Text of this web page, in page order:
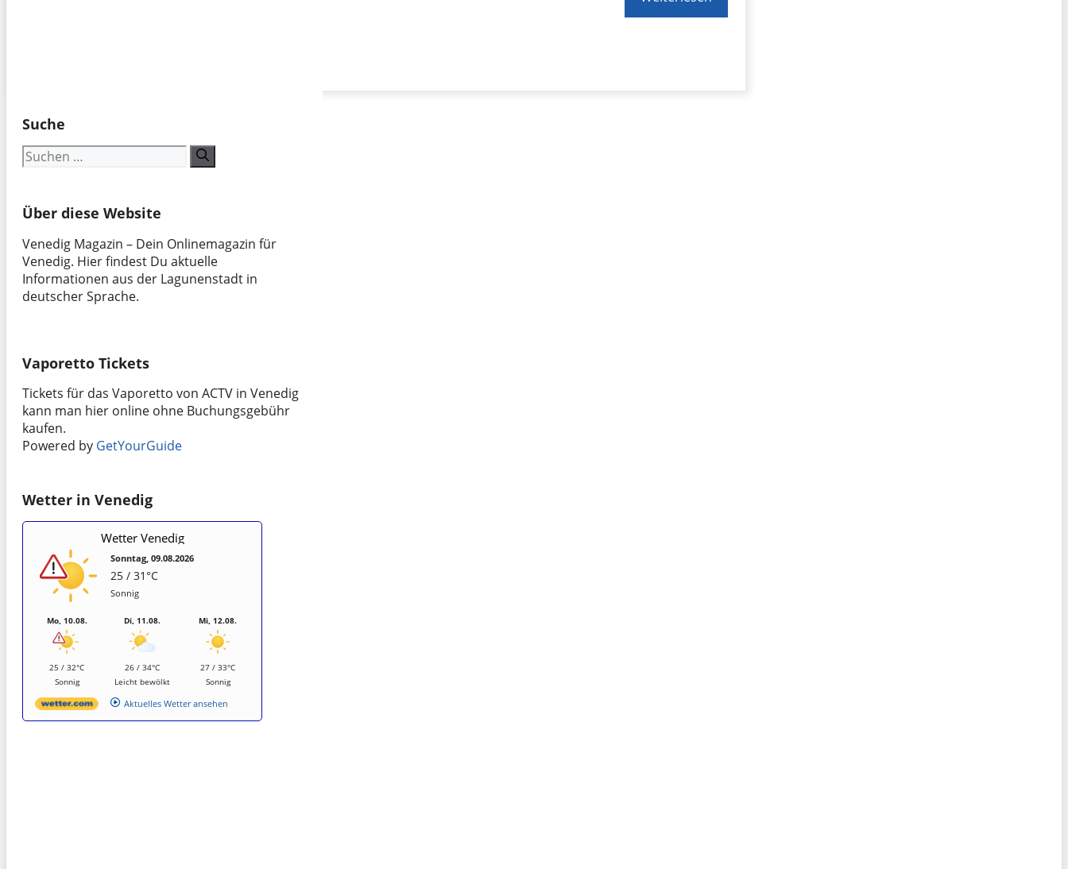
Suche
Suchen
nach:
Über diese Website
Venedig Magazin – Dein Onlinemagazin für
Venedig. Hier findest Du aktuelle
Informationen aus der Lagunenstadt in
deutscher Sprache.
Vaporetto Tickets
Tickets für das Vaporetto von ACTV in Venedig
kann man hier online ohne Buchungsgebühr
kaufen.
Powered by GetYourGuide
Wetter in Venedig
Wetter Venedig
Sonntag, 09.08.2026
25 / 31°C
Sonnig
Mo, 10.08.
25 / 32°C
Sonnig
Di, 11.08.
26 / 34°C
Leicht bewölkt
Mi, 12.08.
27 / 33°C
Sonnig
Aktuelles Wetter ansehen